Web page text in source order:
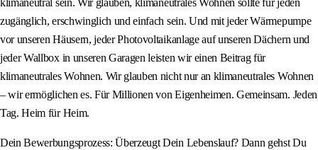
klimaneutral sein. Wir glauben, klimaneutrales Wohnen sollte für jeden
zugänglich, erschwinglich und einfach sein. Und mit jeder Wärmepumpe
vor unseren Häusern, jeder Photovoltaikanlage auf unseren Dächern und
jeder Wallbox in unseren Garagen leisten wir einen Beitrag für
klimaneutrales Wohnen. Wir glauben nicht nur an klimaneutrales Wohnen
– wir ermöglichen es. Für Millionen von Eigenheimen. Gemeinsam. Jeden
Tag. Heim für Heim.
Dein Bewerbungsprozess: Überzeugt Dein Lebenslauf? Dann gehst Du